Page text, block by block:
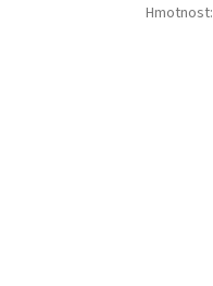
Hmotnost: